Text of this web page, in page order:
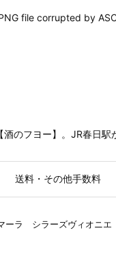
file corrupted by
のフヨー】。JR春日
送料・その他手数料
ーラ シラーズヴィオニエ